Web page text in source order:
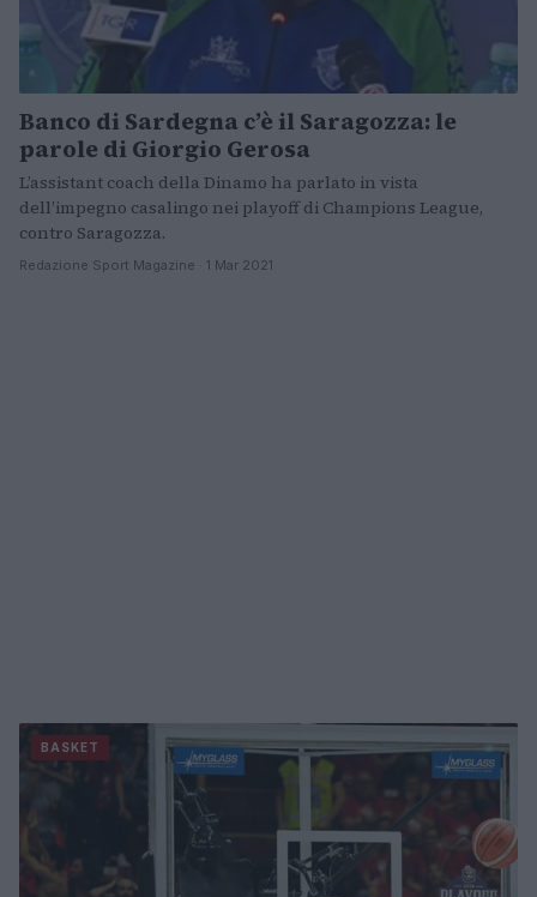
Banco di Sardegna c’è il Saragozza: le
parole di Giorgio Gerosa
L’assistant coach della Dinamo ha parlato in vista
dell’impegno casalingo nei playoff di Champions League,
contro Saragozza.
Redazione Sport Magazine · 1 Mar 2021
BASKET